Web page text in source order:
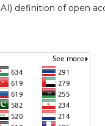
definition of open